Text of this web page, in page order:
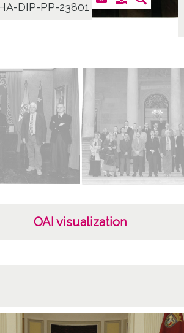
DIP-PP-23801
OAI visualization